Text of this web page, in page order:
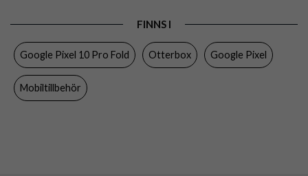
Färg Svart
Varumärke
FINNS I
Google Pixel 10 Pro Fold Otterbox Google Pixel
Mobiltillbehör